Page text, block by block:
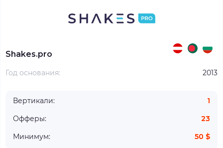
Shakes.pro
Год основания: 2013
Вертикали:
1
Офферы:
23
Минимум:
50 $